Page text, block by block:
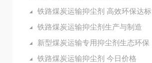
铁路煤炭运输抑尘剂 高效环保达标
铁路煤炭运输抑尘剂生产与制造
新型煤炭运输专用抑尘剂生态环保
铁路煤炭运输抑尘剂 今日价格